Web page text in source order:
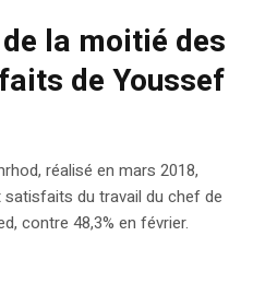
la moitié des
de Youssef
réalisé en mars 2018,
satisfaits du travail du chef de
contre 48,3% en février.